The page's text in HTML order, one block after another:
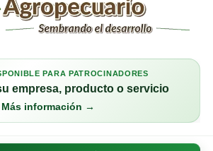
PARA PATROCINADORES
empresa, producto o servicio
Más información →